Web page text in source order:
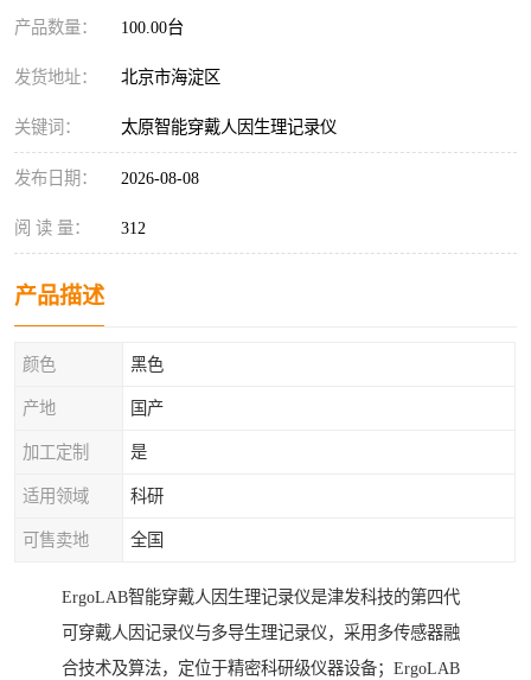
产品数量： 100.00台
发货地址： 北京市海淀区
关键词： 太原智能穿戴人因生理记录仪
发布日期： 2026-08-08
阅 读 量： 312
产品描述
颜色 黑色
产地 国产
加工定制 是
适用领域 科研
可售卖地 全国
ErgoLAB智能穿戴人因生理记录仪是津发科技的第四代
可穿戴人因记录仪与多导生理记录仪，采用多传感器融
合技术及算法，定位于精密科研级仪器设备；ErgoLAB